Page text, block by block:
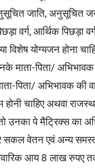
जाति, अनुसूचित
वर्ग, आर्थिक पिछड़ा
विशेष योग्यजन होना
माता-पिता/
पिता/ अभिभावक की
चाहिए अथवा
उनका पे मैट्रिक्स का
वेतन एवं अन्य
आय 8 लाख रुपए